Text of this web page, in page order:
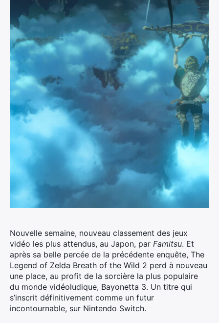
Nouvelle semaine, nouveau classement des jeux
vidéo les plus attendus, au Japon, par Famitsu. Et
après sa belle percée de la précédente enquête, The
Legend of Zelda Breath of the Wild 2 perd à nouveau
une place, au profit de la sorcière la plus populaire
du monde vidéoludique, Bayonetta 3. Un titre qui
s’inscrit définitivement comme un futur
incontournable, sur Nintendo Switch.